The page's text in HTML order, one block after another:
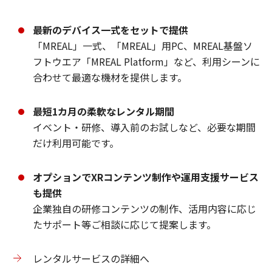
最新のデバイス一式をセットで提供
「MREAL」一式、「MREAL」用PC、MREAL基盤ソ
フトウエア「MREAL Platform」など、利用シーンに
合わせて最適な機材を提供します。
最短1カ月の柔軟なレンタル期間
イベント・研修、導入前のお試しなど、必要な期間
だけ利用可能です。
オプションでXRコンテンツ制作や運用支援サービス
も提供
企業独自の研修コンテンツの制作、活用内容に応じ
たサポート等ご相談に応じて提案します。
レンタルサービスの詳細へ